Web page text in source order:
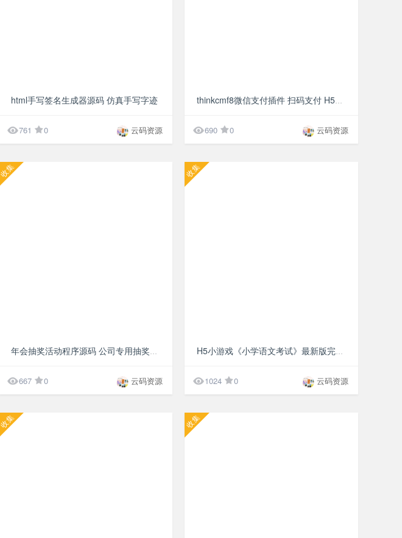
html手写签名生成器源码 仿真手写字迹
761 0 云码资源 690 0 云码资源
收集
667 0 云码资源
收集
1024 0 云码资源
收集 收集